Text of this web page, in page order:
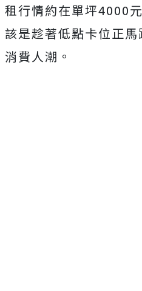
租行情約在單坪4000
該是趁著低點卡位正
消費人潮。